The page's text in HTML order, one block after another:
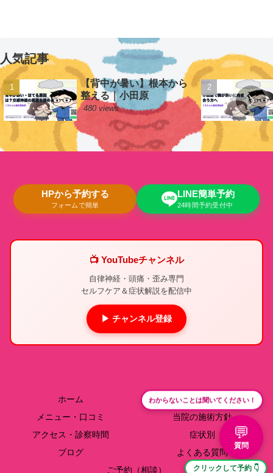
人気記事
【背中が暑い】根本から
整える｜小田原
480 views
HPから予約する
フォームで簡単
LINE簡単予約
24時間予約受付中
📺 YouTubeチャンネル
自律神経・頭痛・歪み専門
セルフケア＆症状解説を配信中
▶ チャンネル登録
ホーム
院長紹介
メニュー・口コミ
当院の施術方針
アクセス・診察時間
症状別
ブログ
よくある質問
ご予約（相談）
わからないことは聞いてください！
💬
質問
クリックして予約 👇